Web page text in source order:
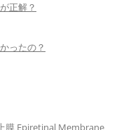
正解？
ったの？
膜 Epiretinal Membrane